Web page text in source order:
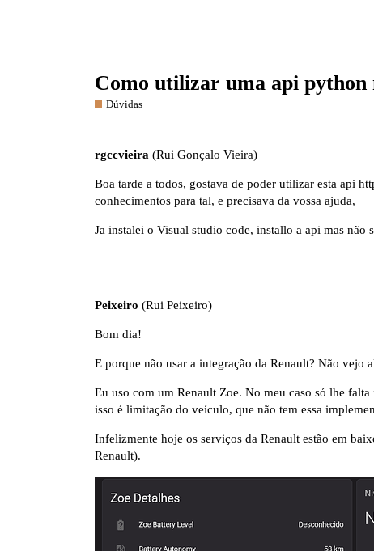
Como utilizar uma api python
Dúvidas
rgccvieira (Rui Gonçalo Vieira)
Boa tarde a todos, gostava de poder utilizar esta api
conhecimentos para tal, e precisava da vossa ajuda,
Ja instalei o Visual studio code, installo a api mas não
Peixeiro (Rui Peixeiro)
Bom dia!
E porque não usar a integração da Renault? Não
Eu uso com um Renault Zoe. No meu caso só lhe
isso é limitação do veículo, que não tem essa
Infelizmente hoje os serviços da Renault estão em
Renault).